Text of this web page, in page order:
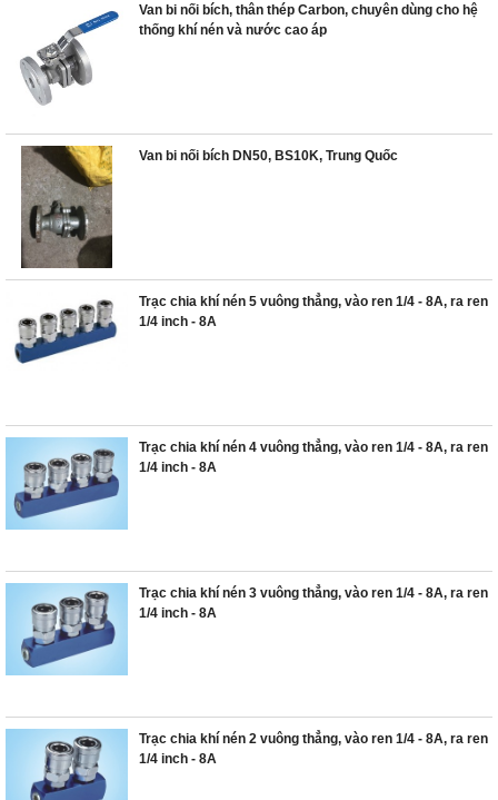
Van bi nối bích, thân thép Carbon, chuyên dùng cho hệ
thống khí nén và nước cao áp
Van bi nối bích DN50, BS10K, Trung Quốc
Trạc chia khí nén 5 vuông thẳng, vào ren 1/4 - 8A, ra ren
1/4 inch - 8A
Trạc chia khí nén 4 vuông thẳng, vào ren 1/4 - 8A, ra ren
1/4 inch - 8A
Trạc chia khí nén 3 vuông thẳng, vào ren 1/4 - 8A, ra ren
1/4 inch - 8A
Trạc chia khí nén 2 vuông thẳng, vào ren 1/4 - 8A, ra ren
1/4 inch - 8A